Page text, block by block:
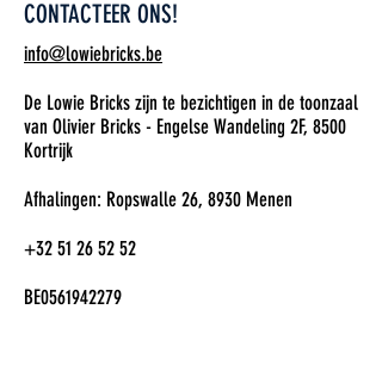
CONTACTEER ONS!
info@lowiebricks.be
De Lowie Bricks zijn te bezichtigen in de toonzaal
van Olivier Bricks - Engelse Wandeling 2F, 8500
Kortrijk
Afhalingen: Ropswalle 26, 8930 Menen
+32 51 26 52 52
BE0561942279